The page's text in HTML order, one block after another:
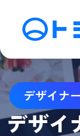
デザイナ
デザイ